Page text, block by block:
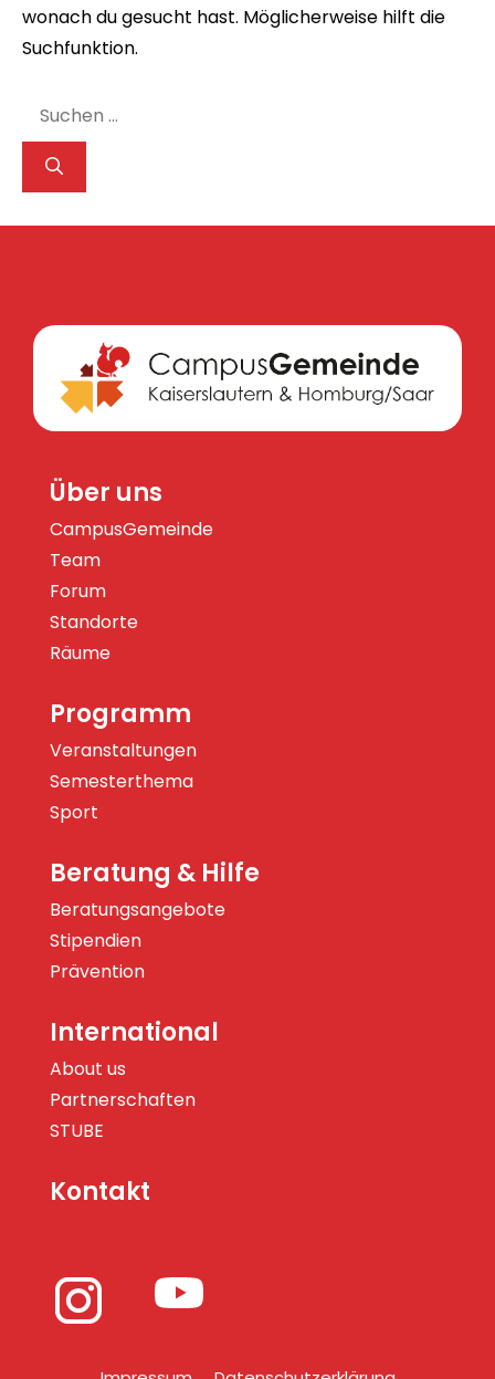
wonach du gesucht hast. Möglicherweise hilft die
Suchfunktion.
Suche
nach:
Über uns
CampusGemeinde
Team
Forum
Standorte
Räume
Programm
Veranstaltungen
Semesterthema
Sport
Beratung & Hilfe
Beratungsangebote
Stipendien
Prävention
International
About us
Partnerschaften
STUBE
Kontakt